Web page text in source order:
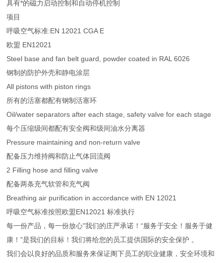
具有*的磁力启动控制和自动停机控制
项目
呼吸空气标准:EN 12021 CGA E
欧盟 EN12021
Steel base and fan belt guard, powder coated in RAL 6026
钢制的防护外壳和静电涂层
All pistons with piston rings
所有的活塞都配有钢制活塞环
Oil/water separators after each stage, safety valve for each stage
每个压缩级间都配有安全阀和级间油水分离器
Pressure maintaining and non-return valve
配备压力维持阀和防止气体回流阀
2 Filling hose and filling valve
配备两条充气软管和充气阀
Breathing air purification in accordance with EN 12021
呼吸空气标准按照欧盟EN12021 标准执行
每一份产品，每一份放心"我们的庄严承诺！“服务于安全！服务于健
康！"是我们的目标！我们将给您的员工提供国际的安全保护 。
我们会以良好的品质和服务来保证阁下员工的职业健康，安全环境和